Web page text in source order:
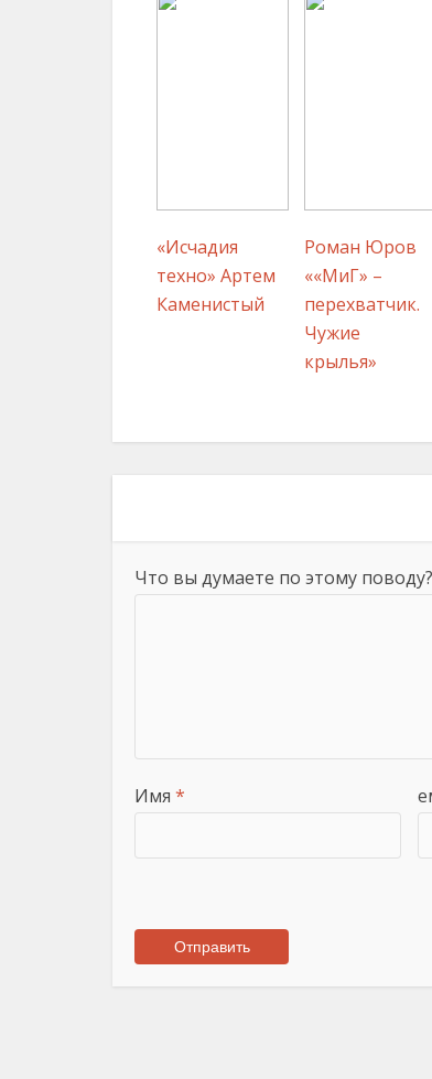
«Исчадия
техно» Артем
Каменистый
Роман Юров
««МиГ» –
перехватчик.
Чужие
крылья»
Что вы думаете по этому поводу?
Имя *